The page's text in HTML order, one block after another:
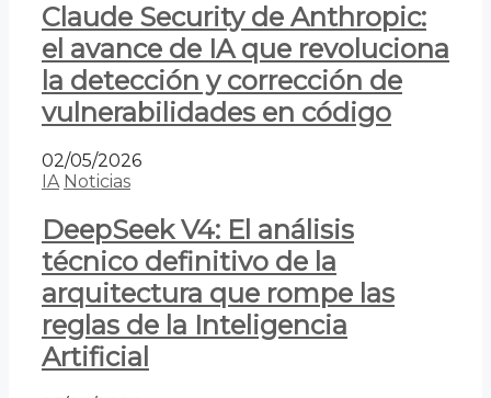
Claude Security de Anthropic:
el avance de IA que revoluciona
la detección y corrección de
vulnerabilidades en código
02/05/2026
IA Noticias
DeepSeek V4: El análisis
técnico definitivo de la
arquitectura que rompe las
reglas de la Inteligencia
Artificial